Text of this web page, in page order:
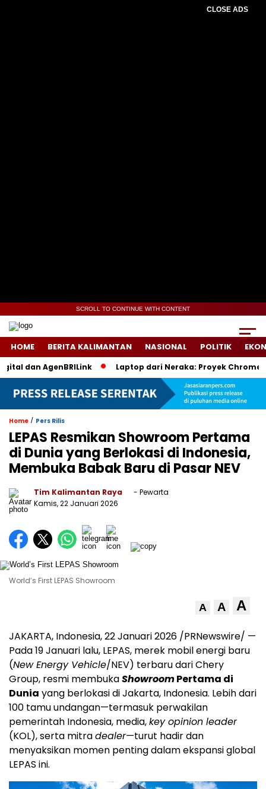
CLOSE ADS
SCROLL TO CONTINUE WITH CONTENT
HOME BERITA KALIMANTAN NASIONAL POLITIK
dan AgenBRILink Laptop dari Neraka: Proyek
Home / Pers Rilis
LEPAS Resmikan Showroom Pertama
di Dunia yang Berlokasi di Indonesia,
Membuka Babak Baru di Pasar NEV
Tim Kalimantan Raya
- Pewarta
Kamis, 22 Januari 2026
World’s First LEPAS Showroom
A A A
JAKARTA, Indonesia,22 Januari 2026 /PRNewswire/ —
Pada 19 Januari lalu, LEPAS, merek mobil energi baru
(New Energy Vehicle/NEV) terbaru dari Chery
Group, resmi membukaShowroomPertama di
Dunia yang berlokasi di Jakarta, Indonesia. Lebih dari
100 tamu undangan—termasuk perwakilan
pemerintah Indonesia, media,key opinion leader
(KOL), serta mitradealer—turut hadir dan
menyaksikan momen penting dalam ekspansi global
LEPAS ini.